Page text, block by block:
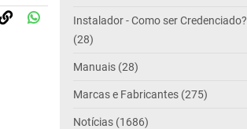
Instalador - Como ser Credenciado?
(28)
Manuais (28)
Marcas e Fabricantes (275)
Notícias (1686)